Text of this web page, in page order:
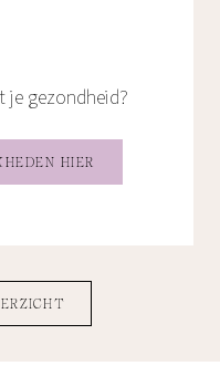
je gezondheid?
HIER